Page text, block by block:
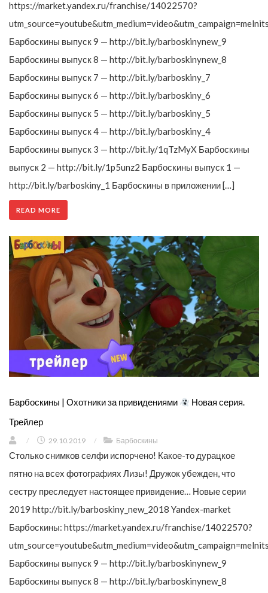
https://market.yandex.ru/franchise/14022570?
Барбоскины выпуск 9 — http://bit.ly/barboskinynew_9
Барбоскины выпуск 8 — http://bit.ly/barboskinynew_8
Барбоскины выпуск 7 — http://bit.ly/barboskiny_7
Барбоскины выпуск 6 — http://bit.ly/barboskiny_6
Барбоскины выпуск 5 — http://bit.ly/barboskiny_5
Барбоскины выпуск 4 — http://bit.ly/barboskiny_4
Барбоскины выпуск 3 — http://bit.ly/1qTzMyX Барбоскины
выпуск 2 — http://bit.ly/1p5unz2 Барбоскины выпуск 1 —
http://bit.ly/barboskiny_1 Барбоскины в приложении […]
READ MORE
Барбоскины | Охотники за привидениями
Новая серия.
Трейлер
/ 29.10.2019 / Барбоскины
Столько снимков селфи испорчено! Какое-то дурацкое
пятно на всех фотографиях Лизы! Дружок убежден, что
сестру преследует настоящее привидение… Новые серии
2019 http://bit.ly/barboskiny_new_2018 Yandex-market
Барбоскины: https://market.yandex.ru/franchise/14022570?
Барбоскины выпуск 9 — http://bit.ly/barboskinynew_9
Барбоскины выпуск 8 — http://bit.ly/barboskinynew_8